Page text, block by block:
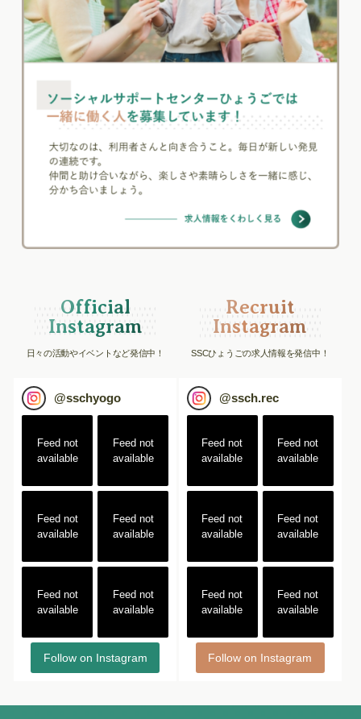
Official
Instagram
日々の活動やイベントなど発信中！
@sschyogo
Feed not
available
Feed not
available
Feed not
available
Feed not
available
Feed not
available
Feed not
available
Follow on Instagram
Recruit
Instagram
SSCひょうごの求人情報を発信中！
@ssch.rec
Feed not
available
Feed not
available
Feed not
available
Feed not
available
Feed not
available
Feed not
available
Follow on Instagram